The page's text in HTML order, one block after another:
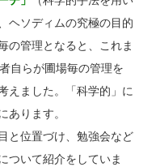
ヘソディムの究極の目的
の管理となると、これま
自らが圃場毎の管理を
えました。「科学的」に
ります。
と位置づけ、勉強会など
ついて紹介をしていま